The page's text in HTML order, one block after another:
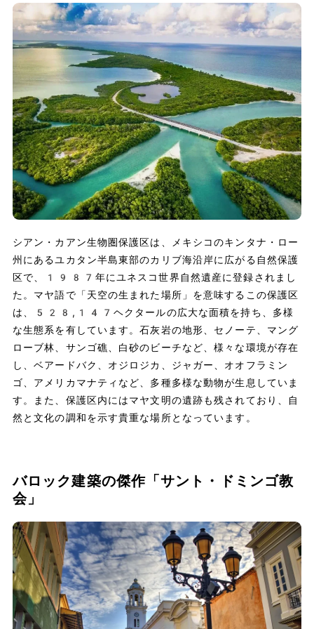
シアン・カアン生物圏保護区は、メキシコのキンタナ・ロー
州にあるユカタン半島東部のカリブ海沿岸に広がる自然保護
区で、1987年にユネスコ世界自然遺産に登録されまし
た。マヤ語で「天空の生まれた場所」を意味するこの保護区
は、528,147ヘクタールの広大な面積を持ち、多様
な生態系を有しています。石灰岩の地形、セノーテ、マング
ローブ林、サンゴ礁、白砂のビーチなど、様々な環境が存在
し、ベアードバク、オジロジカ、ジャガー、オオフラミン
ゴ、アメリカマナティなど、多種多様な動物が生息していま
す。また、保護区内にはマヤ文明の遺跡も残されており、自
然と文化の調和を示す貴重な場所となっています。
バロック建築の傑作「サント・ドミンゴ教
会」